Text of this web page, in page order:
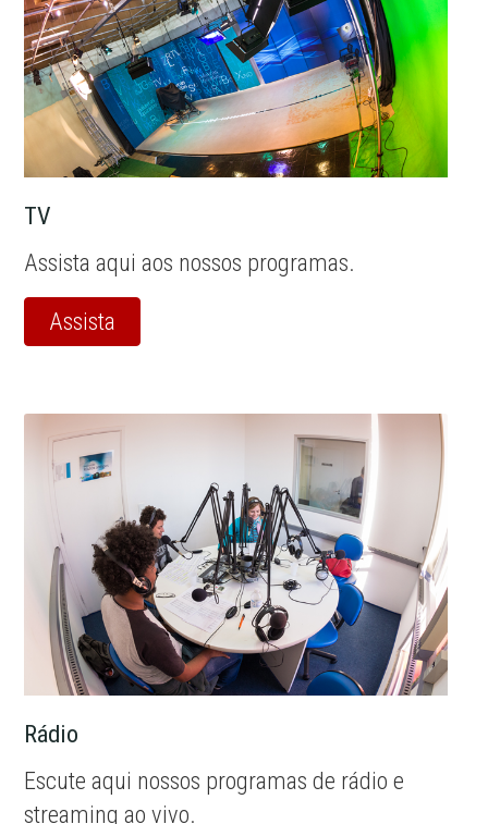
TV
Assista aqui aos nossos programas.
Assista
Rádio
Escute aqui nossos programas de rádio e
streaming ao vivo.